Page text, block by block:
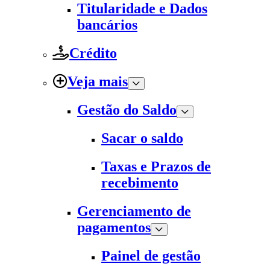
Titularidade e Dados
bancários
Crédito
Veja mais
Gestão do Saldo
Sacar o saldo
Taxas e Prazos de
recebimento
Gerenciamento de
pagamentos
Painel de gestão